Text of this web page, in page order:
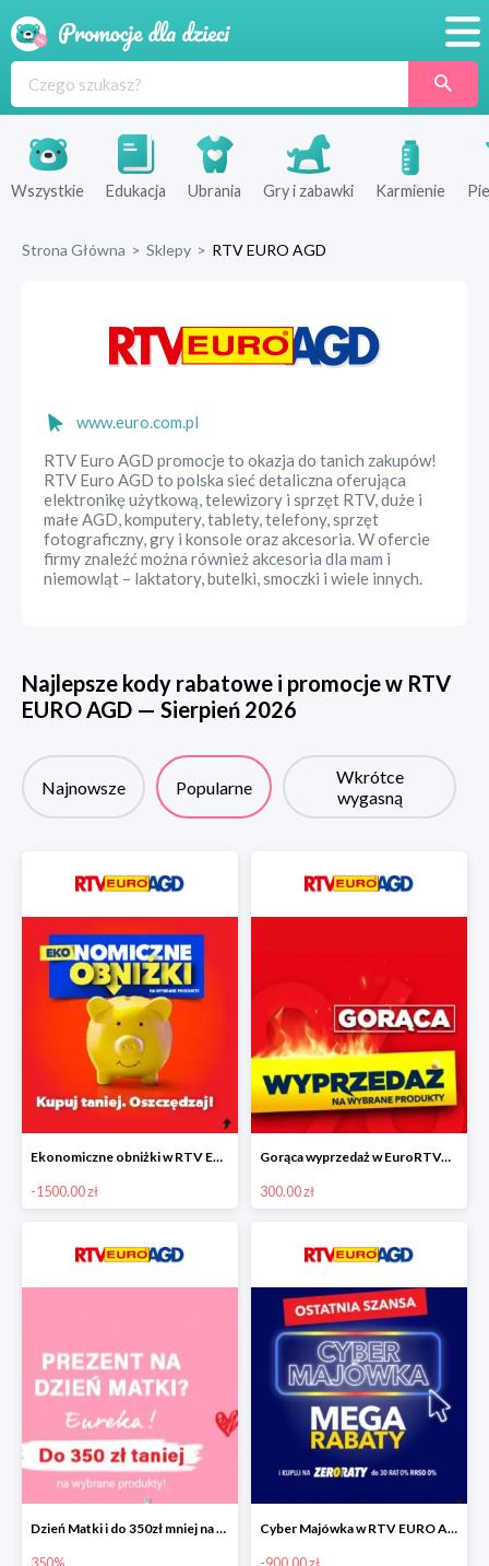
Produkty
Sklepy
Wszystkie Edukacja Ubrania Gry i zabawki Karmienie
Strona Główna > Sklepy > RTV EURO AGD
www.euro.com.pl
RTV Euro AGD promocje to okazja do tanich zakupów!
RTV Euro AGD to polska sieć detaliczna oferująca
elektronikę użytkową, telewizory i sprzęt RTV, duże i
małe AGD, komputery, tablety, telefony, sprzęt
fotograficzny, gry i konsole oraz akcesoria. W ofercie
firmy znaleźć można również akcesoria dla mam i
niemowląt – laktatory, butelki, smoczki i wiele innych.
Najlepsze kody rabatowe i promocje w RTV
EURO AGD — Sierpień 2026
Najnowsze Popularne
Wkrótce
wygasną
Ekonomiczne obniżki w RTV EURO AGD do -1500 zł
-1500.00 zł
Gorąca wyprzedaż w EuroRTVAGD
300.00 zł
Dzień Matki i do 350zł mniej na wybrane produkty
350%
Cyber Majówka w RTV EURO AGD do -900 zł
-900.00 zł